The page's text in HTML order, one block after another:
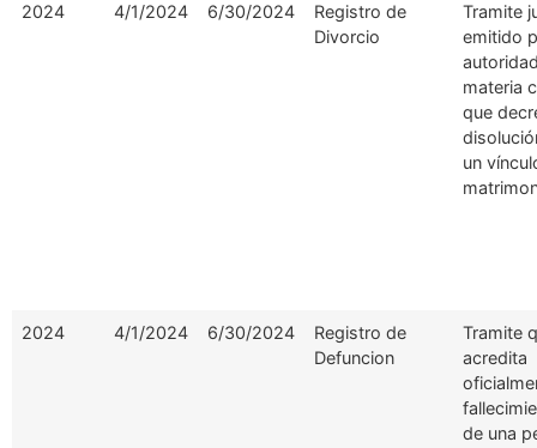
2024 4/1/2024 6/30/2024
Registro de
Divorcio
Tramite
emitido
materia
que
un
2024 4/1/2024 6/30/2024
Registro de
Defuncion
Tramite
acredita
de una